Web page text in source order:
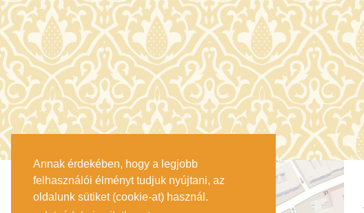
Annak érdekében, hogy a legjobb
felhasználói élményt tudjuk nyújtani, az
oldalunk sütiket (cookie-at) használ.